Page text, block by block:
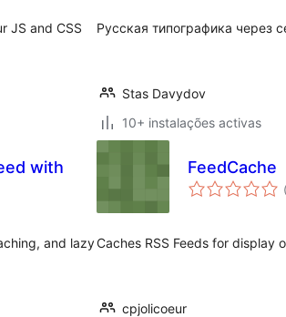
JS and CSS
Русская типографика через
Stas Davydov
10+ instalações activas
with
and lazy
FeedCache
Caches RSS Feeds for display
cpjolicoeur